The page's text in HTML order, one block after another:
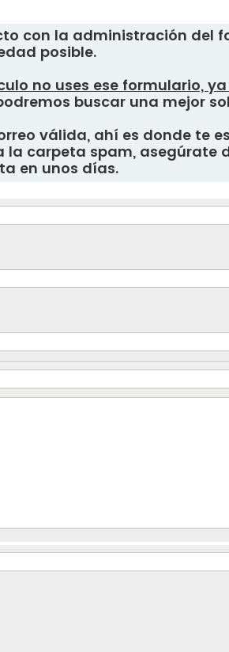
con la administración del
posible.
no uses ese formulario,
buscar una mejor
válida, ahí es donde te
la carpeta spam, asegúrate
en unos días.